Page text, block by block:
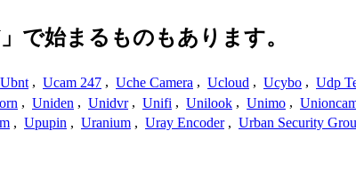
で始まるものもあります。
Ubnt , Ucam 247 , Uche Camera , Ucloud , Ucybo , Udp
, Uniden , Unidvr , Unifi , Unilook , Unimo ,
, Upupin , Uranium , Uray Encoder , Urban Security